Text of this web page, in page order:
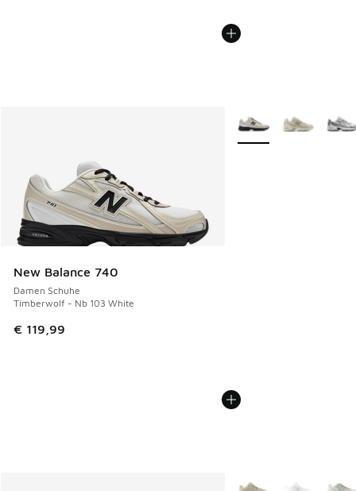
New Balance 740
Damen Schuhe
Timberwolf - Nb 103 White
€ 119,99
Weitere Farben
Weitere Farben